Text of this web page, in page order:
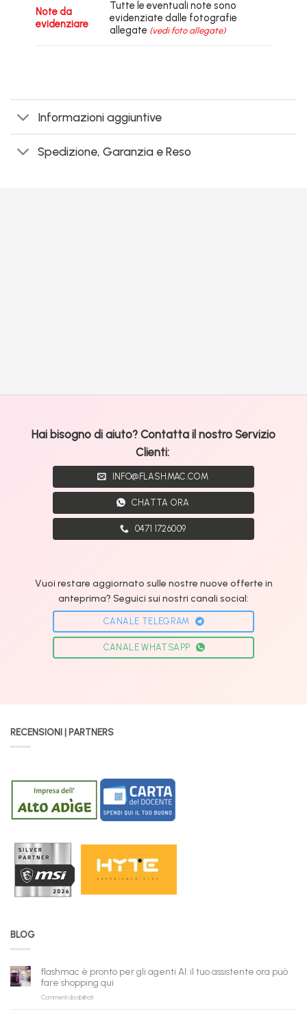
Note da
evidenziare
Tutte le eventuali note sono
evidenziate dalle fotografie
allegate (vedi foto allegate)
Informazioni aggiuntive
Spedizione, Garanzia e Reso
Hai bisogno di aiuto? Contatta il nostro Servizio
Clienti:
INFO@FLASHMAC.COM
CHATTA ORA
0471 1726009
Vuoi restare aggiornato sulle nostre nuove offerte in
anteprima? Seguici sui nostri canali social:
CANALE TELEGRAM
CANALE WHATSAPP
RECENSIONI | PARTNERS
BLOG
flashmac è pronto per gli agenti AI: il tuo assistente ora può
fare shopping qui
Commenti disabilitatisu